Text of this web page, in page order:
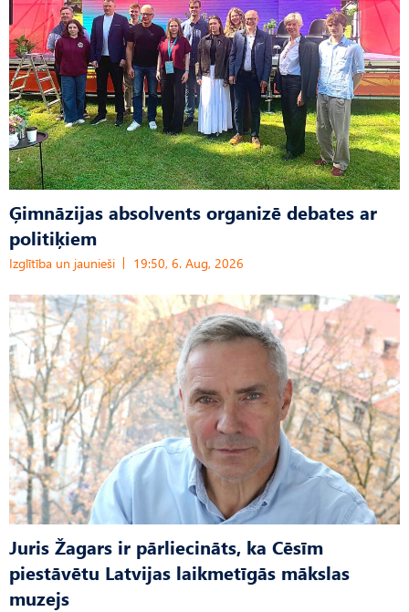
Ģimnāzijas absolvents organizē debates ar
politiķiem
Izglītība un jaunieši 19:50, 6. Aug, 2026
Juris Žagars ir pārliecināts, ka Cēsīm
piestāvētu Latvijas laikmetīgās mākslas
muzejs